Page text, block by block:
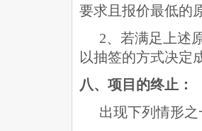
要求且报价最低的
2、若满足上述
以抽签的方式决定
八、项目的终止：
出现下列情形